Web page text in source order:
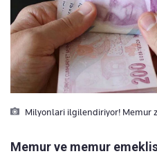
Milyonlari ilgilendiriyor! Memur
Memur ve memur